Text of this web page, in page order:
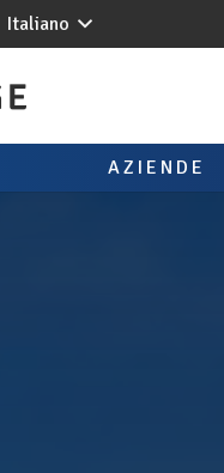
Italiano
AZIENDE